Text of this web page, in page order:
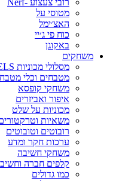
רובי צעצוע -Nerf
מטוסי על
האצ׳ימל
כוח פי ג׳יי
באקוגן
משחקים
מסלולי מכוניות HOT WHEELS
מטבחים וכלי מטבח
משחקי קופסא
איפור ואביזרים
מכוניות על שלט
משאיות וטרקטורים
רובוטים וטובוטים
ערכות חקר ומדע
משחקי חשיבה
קלפים חברה וחשיבה
כמו גדולים